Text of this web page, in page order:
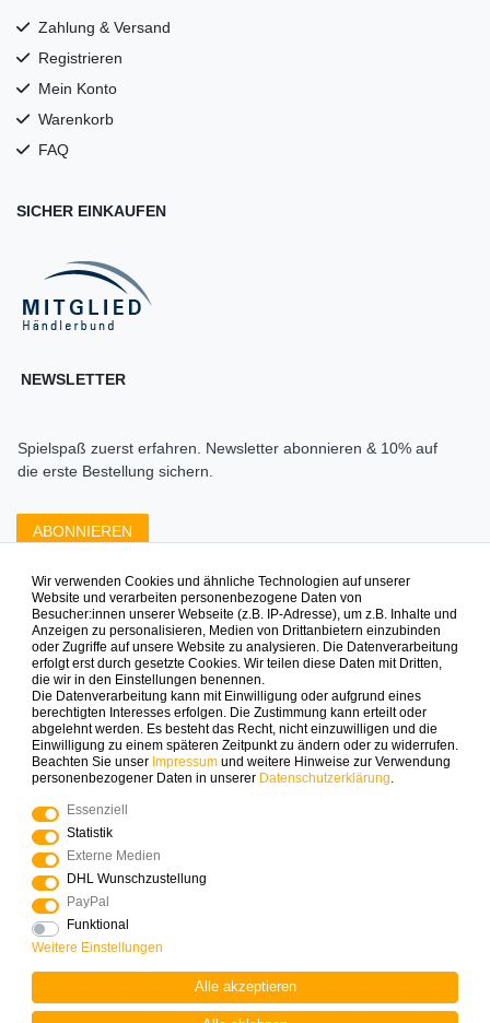
Zahlung & Versand
Registrieren
Mein Konto
Warenkorb
FAQ
SICHER EINKAUFEN
NEWSLETTER
Spielspaß zuerst erfahren. Newsletter abonnieren & 10% auf
die erste Bestellung sichern.
ABONNIEREN
Zahlungsarten die wir anbieten
Mehr Spielinspiration gefällig?
© Copyright 2025 Logoplay-Holzspiele Alle Rechte
vorbehalten
Widerrufs­recht
Kontakt
Wir verwenden Cookies und ähnliche Technologien auf unserer
Website und verarbeiten personenbezogene Daten von
Besucher:innen unserer Webseite (z.B. IP-Adresse), um z.B. Inhalte und
Anzeigen zu personalisieren, Medien von Drittanbietern einzubinden
oder Zugriffe auf unsere Website zu analysieren. Die Datenverarbeitung
erfolgt erst durch gesetzte Cookies. Wir teilen diese Daten mit Dritten,
die wir in den Einstellungen benennen.
Die Datenverarbeitung kann mit Einwilligung oder aufgrund eines
berechtigten Interesses erfolgen. Die Zustimmung kann erteilt oder
abgelehnt werden. Es besteht das Recht, nicht einzuwilligen und die
Einwilligung zu einem späteren Zeitpunkt zu ändern oder zu widerrufen.
Beachten Sie unser Impressum und weitere Hinweise zur Verwendung
personenbezogener Daten in unserer Daten­schutz­erklärung.
Essenziell
Statistik
Externe Medien
DHL Wunschzustellung
PayPal
Funktional
Weitere Einstellungen
Alle akzeptieren